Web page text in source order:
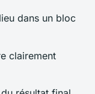
dans un bloc
clairement